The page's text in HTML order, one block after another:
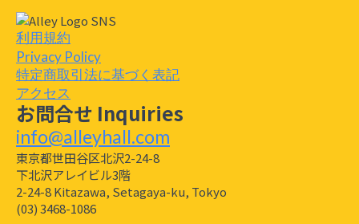
学
ぶ"お
金
の
育
て
方：
実
践
編"
-
02
セ
ミ
ナ
ー
の
み
利用規約
Privacy Policy
特定商取引法に基づく表記
アクセス
お問合せ Inquiries
info@alleyhall.com
東京都世田谷区北沢2-24-8
下北沢アレイビル3階
2-24-8 Kitazawa, Setagaya-ku, Tokyo
(03) 3468-1086